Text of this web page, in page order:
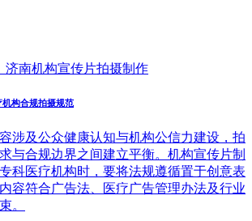
构合规拍摄规范
涉及公众健康认知与机构公信力建设，拍
与合规边界之间建立平衡。机构宣传片制
科医疗机构时，要将法规遵循置于创意表
容符合广告法、医疗广告管理办法及行业
。